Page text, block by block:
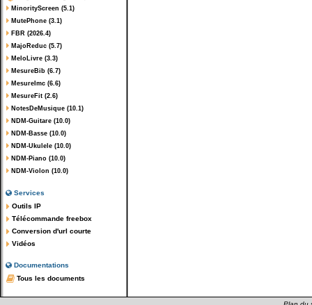
MinorityScreen (5.1)
MutePhone (3.1)
FBR (2026.4)
MajoReduc (5.7)
MeloLivre (3.3)
MesureBib (6.7)
MesureImc (6.6)
MesureFit (2.6)
NotesDeMusique (10.1)
NDM-Guitare (10.0)
NDM-Basse (10.0)
NDM-Ukulele (10.0)
NDM-Piano (10.0)
NDM-Violon (10.0)
Services
Outils IP
Télécommande freebox
Conversion d'url courte
Vidéos
Documentations
Tous les documents